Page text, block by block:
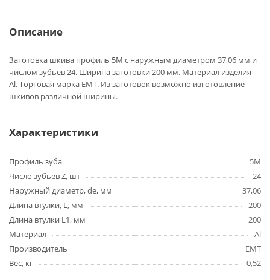
Описание
Заготовка шкива профиль 5M с наружным диаметром 37,06 мм и
числом зубьев 24. Ширина заготовки 200 мм. Материал изделия
Al. Торговая марка EMT. Из заготовок возможно изготовление
шкивов различной ширины.
Характеристики
Профиль зуба
5M
Число зубьев Z, шт
24
Наружный диаметр, de, мм
37,06
Длина втулки, L, мм
200
Длина втулки L1, мм
200
Материал
Al
Производитель
EMT
Вес, кг
0,52